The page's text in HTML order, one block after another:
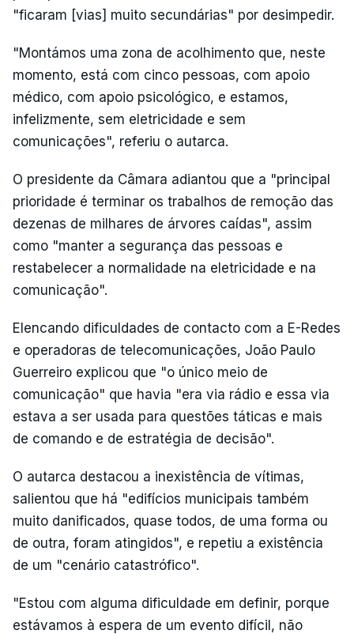
"ficaram [vias] muito secundárias" por desimpedir.
"Montámos uma zona de acolhimento que, neste
momento, está com cinco pessoas, com apoio
médico, com apoio psicológico, e estamos,
infelizmente, sem eletricidade e sem
comunicações", referiu o autarca.
O presidente da Câmara adiantou que a "principal
prioridade é terminar os trabalhos de remoção das
dezenas de milhares de árvores caídas", assim
como "manter a segurança das pessoas e
restabelecer a normalidade na eletricidade e na
comunicação".
Elencando dificuldades de contacto com a E-Redes
e operadoras de telecomunicações, João Paulo
Guerreiro explicou que "o único meio de
comunicação" que havia "era via rádio e essa via
estava a ser usada para questões táticas e mais
de comando e de estratégia de decisão".
O autarca destacou a inexistência de vítimas,
salientou que há "edifícios municipais também
muito danificados, quase todos, de uma forma ou
de outra, foram atingidos", e repetiu a existência
de um "cenário catastrófico".
"Estou com alguma dificuldade em definir, porque
estávamos à espera de um evento difícil, não